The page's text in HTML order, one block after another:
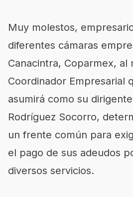
Muy molestos,
diferentes cámaras
Canacintra, Coparmex, al
Coordinador Empresarial
asumirá como su
Rodríguez Socorro,
un frente común para
el pago de sus adeudos
diversos servicios.